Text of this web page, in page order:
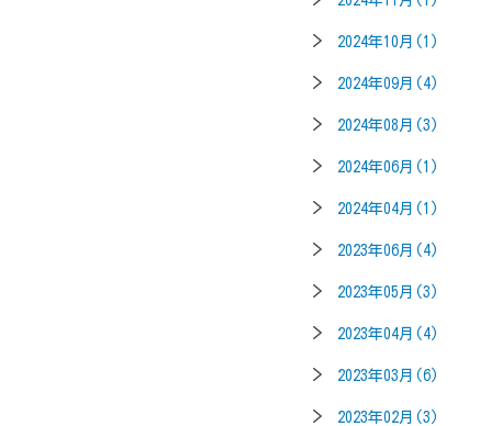
2024年10月(1)
2024年09月(4)
2024年08月(3)
2024年06月(1)
2024年04月(1)
2023年06月(4)
2023年05月(3)
2023年04月(4)
2023年03月(6)
2023年02月(3)